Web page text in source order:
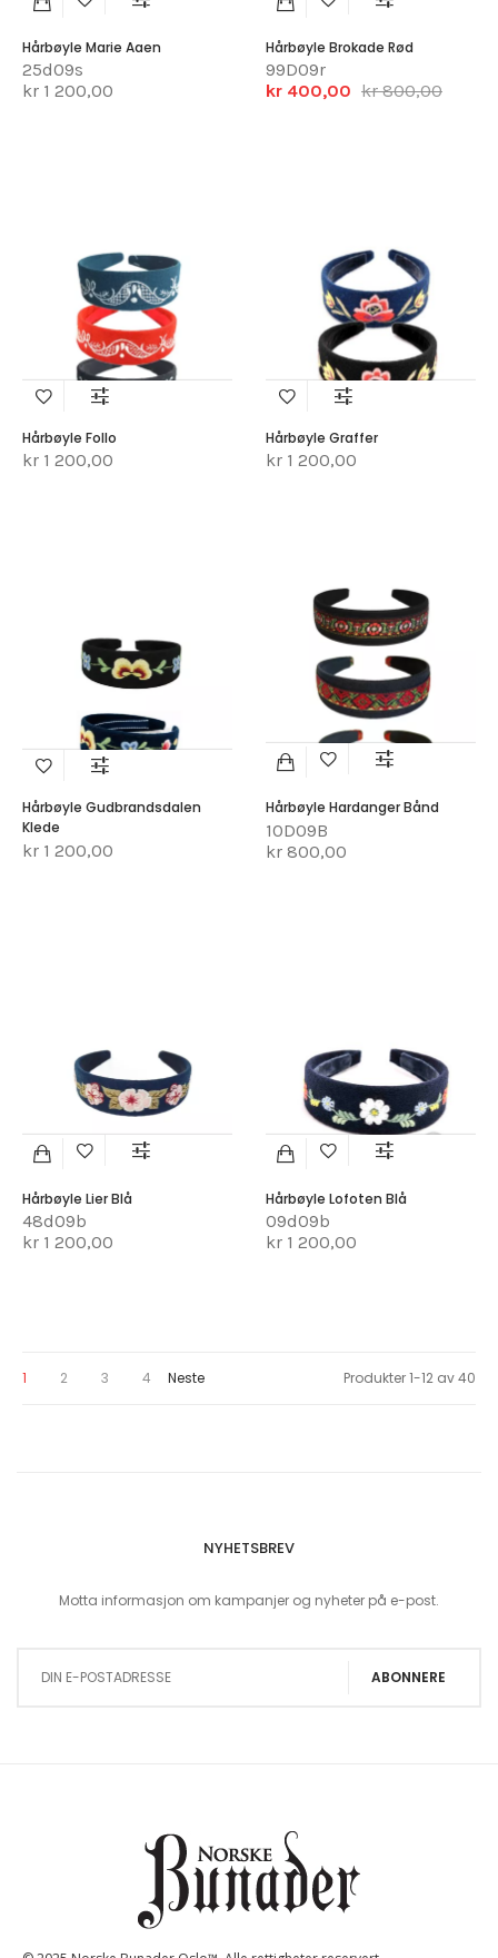
Hårbøyle Marie Aaen
25d09s
kr 1 200,00
Hårbøyle Brokade Rød
99D09r
kr 400,00 kr 800,00
Hårbøyle Follo
kr 1 200,00
Hårbøyle Graffer
kr 1 200,00
Hårbøyle Gudbrandsdalen
Klede
kr 1 200,00
Hårbøyle Hardanger Bånd
10D09B
kr 800,00
Hårbøyle Lier Blå
48d09b
kr 1 200,00
Hårbøyle Lofoten Blå
09d09b
kr 1 200,00
Produkter1-12 av40
You're currently reading page
1 Page
2 Page
3 Page
4 Page
Neste
NYHETSBREV
Motta informasjon om kampanjer og nyheter på e-post.
ABONNERE